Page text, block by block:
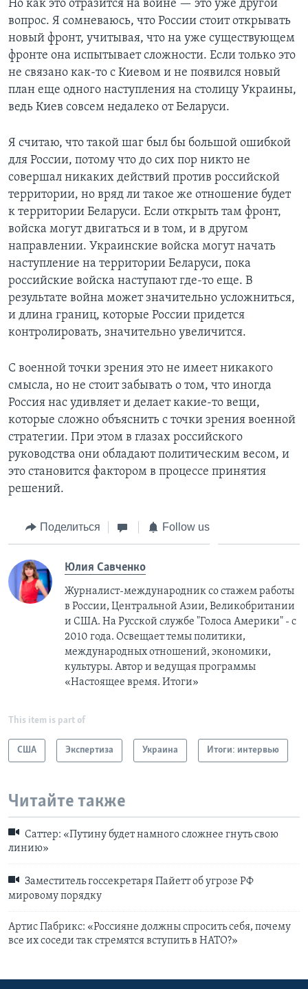
Но как это отразится на войне — это уже другой
вопрос. Я сомневаюсь, что России стоит открывать
новый фронт, учитывая, что на уже существующем
фронте она испытывает сложности. Если только это
не связано как-то с Киевом и не появился новый
план еще одного наступления на столицу Украины,
ведь Киев совсем недалеко от Беларуси.
Я считаю, что такой шаг был бы большой ошибкой
для России, потому что до сих пор никто не
совершал никаких действий против российской
территории, но вряд ли такое же отношение будет
к территории Беларуси. Если открыть там фронт,
войска могут двигаться и в том, и в другом
направлении. Украинские войска могут начать
наступление на территории Беларуси, пока
российские войска наступают где-то еще. В
результате война может значительно усложниться,
и длина границ, которые России придется
контролировать, значительно увеличится.
С военной точки зрения это не имеет никакого
смысла, но не стоит забывать о том, что иногда
Россия нас удивляет и делает какие-то вещи,
которые сложно объяснить с точки зрения военной
стратегии. При этом в глазах российского
руководства они обладают политическим весом, и
это становится фактором в процессе принятия
решений.
Поделиться Follow us
Юлия Савченко
Журналист-международник cо стажем работы
в России, Центральной Азии, Великобритании
и США. На Русской службе "Голоса Америки" - с
2010 года. Освещает темы политики,
международных отношений, экономики,
культуры. Автор и ведущая программы
«Настоящее время. Итоги»
This item is part of
США Экспертиза Украина Итоги: интервью
Читайте также
Саттер: «Путину будет намного сложнее гнуть свою
линию»
Заместитель госсекретаря Пайетт об угрозе РФ
мировому порядку
Артис Пабрикс: «Россияне должны спросить себя, почему
все их соседи так стремятся вступить в НАТО?»